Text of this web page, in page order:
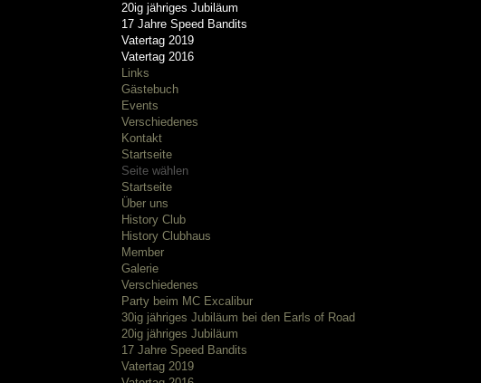
20ig jähriges Jubiläum
17 Jahre Speed Bandits
Vatertag 2019
Vatertag 2016
Links
Gästebuch
Events
Verschiedenes
Kontakt
Startseite
Seite wählen
Startseite
Über uns
History Club
History Clubhaus
Member
Galerie
Verschiedenes
Party beim MC Excalibur
30ig jähriges Jubiläum bei den Earls of Road
20ig jähriges Jubiläum
17 Jahre Speed Bandits
Vatertag 2019